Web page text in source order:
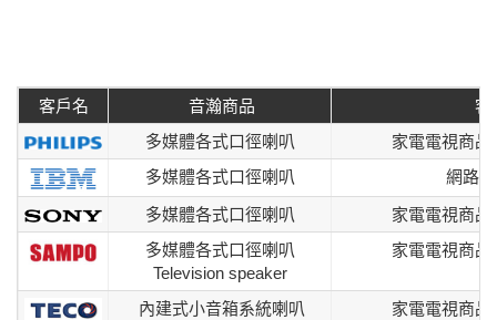
客戶名 音瀚商品
客
多媒體各式口徑喇叭
家電電視商
多媒體各式口徑喇叭
網路
多媒體各式口徑喇叭
家電電視商
多媒體各式口徑喇叭
Television speaker
家電電視商
內建式小音箱系統喇叭
家電電視商